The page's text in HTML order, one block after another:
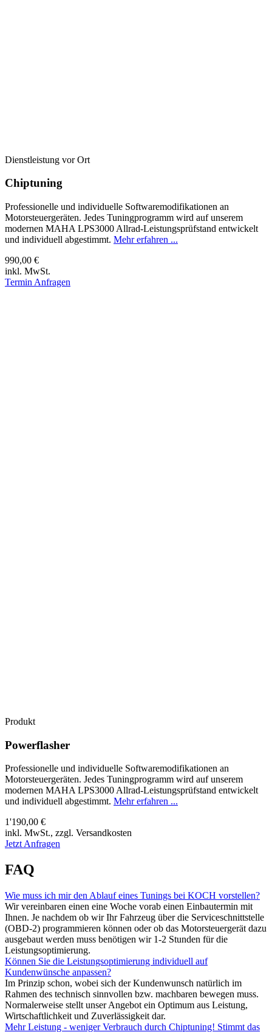
Dienstleistung vor Ort
Chiptuning
Professionelle und individuelle Softwaremodifikationen an
Motorsteuergeräten. Jedes Tuningprogramm wird auf unserem
modernen MAHA LPS3000 Allrad-Leistungsprüfstand entwickelt
und individuell abgestimmt. Mehr erfahren ...
990,00 €
inkl. MwSt.
Termin Anfragen
Produkt
Powerflasher
Professionelle und individuelle Softwaremodifikationen an
Motorsteuergeräten. Jedes Tuningprogramm wird auf unserem
modernen MAHA LPS3000 Allrad-Leistungsprüfstand entwickelt
und individuell abgestimmt. Mehr erfahren ...
1'190,00 €
inkl. MwSt., zzgl. Versandkosten
Jetzt Anfragen
FAQ
Wie muss ich mir den Ablauf eines Tunings bei KOCH vorstellen?
Wir vereinbaren einen eine Woche vorab einen Einbautermin mit
Ihnen. Je nachdem ob wir Ihr Fahrzeug über die Serviceschnittstelle
(OBD-2) programmieren können oder ob das Motorsteuergerät dazu
ausgebaut werden muss benötigen wir 1-2 Stunden für die
Leistungsoptimierung.
Können Sie die Leistungsoptimierung individuell auf
Kundenwünsche anpassen?
Im Prinzip schon, wobei sich der Kundenwunsch natürlich im
Rahmen des technisch sinnvollen bzw. machbaren bewegen muss.
Normalerweise stellt unser Angebot ein Optimum aus Leistung,
Wirtschaftlichkeit und Zuverlässigkeit dar.
Mehr Leistung - weniger Verbrauch durch Chiptuning! Stimmt das